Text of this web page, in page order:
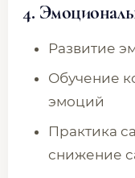
4.
Развитие
Обучение
эмоций
Практика
снижение